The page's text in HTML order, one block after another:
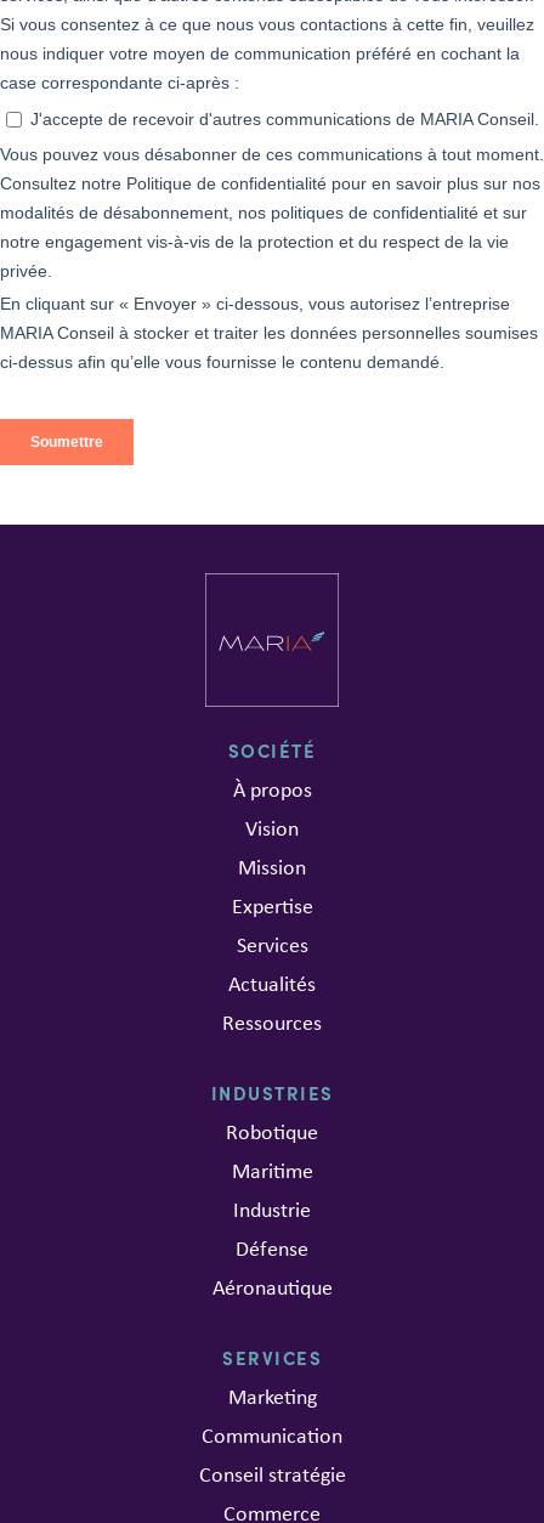
SOCIÉTÉ
À propos
Vision
Mission
Expertise
Services
Actualités
Ressources
INDUSTRIES
Robotique
Maritime
Industrie
Défense
Aéronautique
SERVICES
Marketing
Communication
Conseil stratégie
Commerce